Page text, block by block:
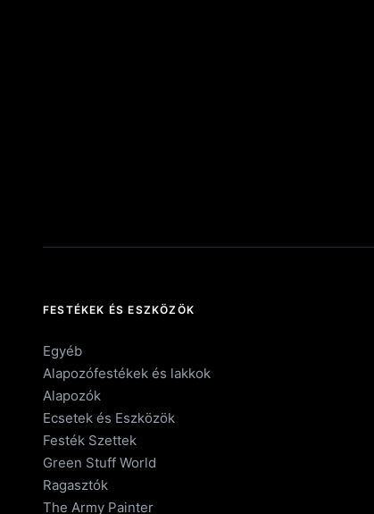
FESTÉKEK ÉS ESZKÖZÖK
Egyéb
Alapozófestékek és lakkok
Alapozók
Ecsetek és Eszközök
Festék Szettek
Green Stuff World
Ragasztók
The Army Painter